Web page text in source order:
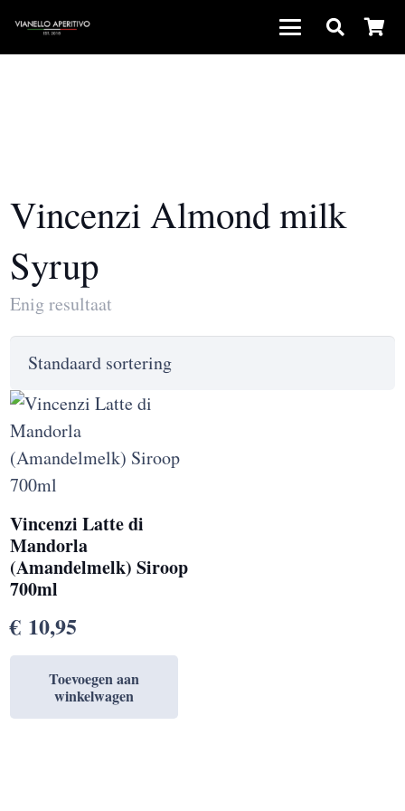
Vincenzi Almond milk
Syrup
Enig resultaat
Vincenzi Latte di
Mandorla
(Amandelmelk) Siroop
700ml
€ 10,95
Toevoegen aan
winkelwagen